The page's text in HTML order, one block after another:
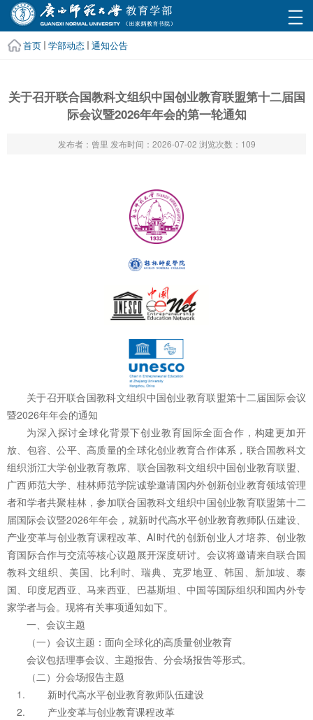
首页 学部动态 通知公告
关于召开联合国教科文组织中国创业教育联盟第十二届国
际会议暨2026年年会的第一轮通知
发布者：曾里 发布时间：2026-07-02 浏览次数： 109
关于召开联合国教科文组织中国创业教育联盟第十二届国际会议
暨2026年年会的通知
为深入探讨全球化背景下创业教育国际全面合作，构建更加开
放、包容、公平、高质量的全球化创业教育合作体系，联合国教科文
组织浙江大学创业教育教席、联合国教科文组织中国创业教育联盟、
广西师范大学、桂林师范学院诚挚邀请国内外创新创业教育领域管理
者和学者共聚桂林，参加联合国教科文组织中国创业教育联盟第十二
届国际会议暨2026年年会，就新时代高水平创业教育教师队伍建设、
产业变革与创业教育课程改革、AI时代的创新创业人才培养、创业教
育国际合作与交流等核心议题展开深度研讨。会议将邀请来自联合国
教科文组织、美国、比利时、瑞典、克罗地亚、韩国、新加坡、泰
国、印度尼西亚、马来西亚、巴基斯坦、中国等国际组织和国内外专
家学者与会。现将有关事项通知如下。
一、会议主题
（一）会议主题：面向全球化的高质量创业教育
会议包括理事会议、主题报告、分会场报告等形式。
（二）分会场报告主题
新时代高水平创业教育教师队伍建设
产业变革与创业教育课程改革